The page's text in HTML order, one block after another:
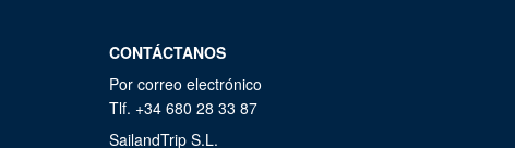
CONTÁCTANOS
Por correo electrónico
Tlf. +34 680 28 33 87
SailandTrip S.L.